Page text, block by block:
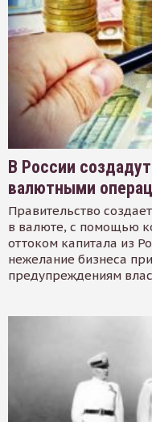
В России
валютными
Правительство
в валюте, с помощью
оттоком капитала из
нежелание бизнеса
предупреждениям